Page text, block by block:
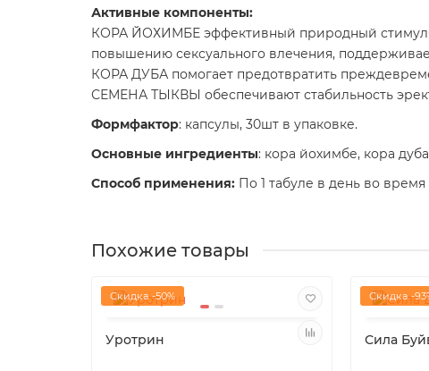
Активные компоненты:
КОРА ЙОХИМБЕ эффективный природный
повышению сексуального влечения,
КОРА ДУБА помогает предотвратить
СЕМЕНА ТЫКВЫ обеспечивают стабильность
Формфактор: капсулы, 30шт в упаковке.
Основные ингредиенты: кора йохимбе, кора
Способ применения: По 1 табуле в день во
Похожие товары
Скидка -50%
Уротрин
Скидка -
Сила